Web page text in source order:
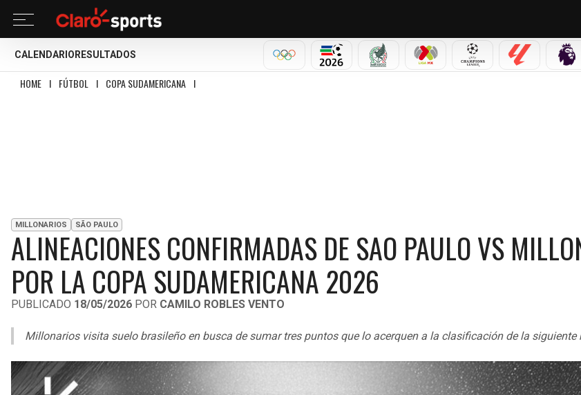
CALENDARIO RESULTADOS
OLÍMPICOSMUNDIAL 2026SELECCIÓN MEXICANA
LIGA MX CHAMPIONS LEAGUE
LALIGA
HOME I FÚTBOL I COPA SUDAMERICANA I
MILLONARIOS SÃO PAULO
ALINEACIONES CONFIRMADAS DE SAO PAULO VS
POR LA COPA SUDAMERICANA 2026
PUBLICADO 18/05/2026 POR CAMILO ROBLES VENTO
Millonarios visita suelo brasileño en busca de sumar tres puntos que lo acerquen a la clasificación de la siguiente